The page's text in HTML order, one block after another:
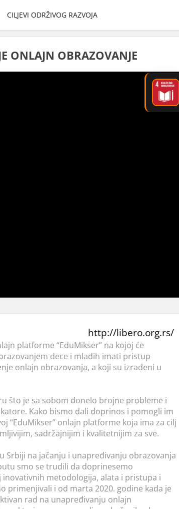
CILJEVI ODRŽIVOG RAZVOJA
ONLAJN OBRAZOVANJE
http://libero.org.rs/
platforme “EduMikser” na kojoj će
dece i mladih imati pristup
onlajn obrazovanja, a koji su izrađeni u
što je sa sobom donelo brojne probleme i
Kako bismo dali doprinos i pomogli im
“EduMikser” onlajn platforme koja ima za cilj
sadržajnijim i kvalitetnijim za sve.
Srbiji na jačanju i unapređivanju obrazovanja
smo se trudili da doprinesemo
metodologija, alata i pristupa i
primenjivali i od marta 2020. godine kada je
rad na unapređivanju onlajn